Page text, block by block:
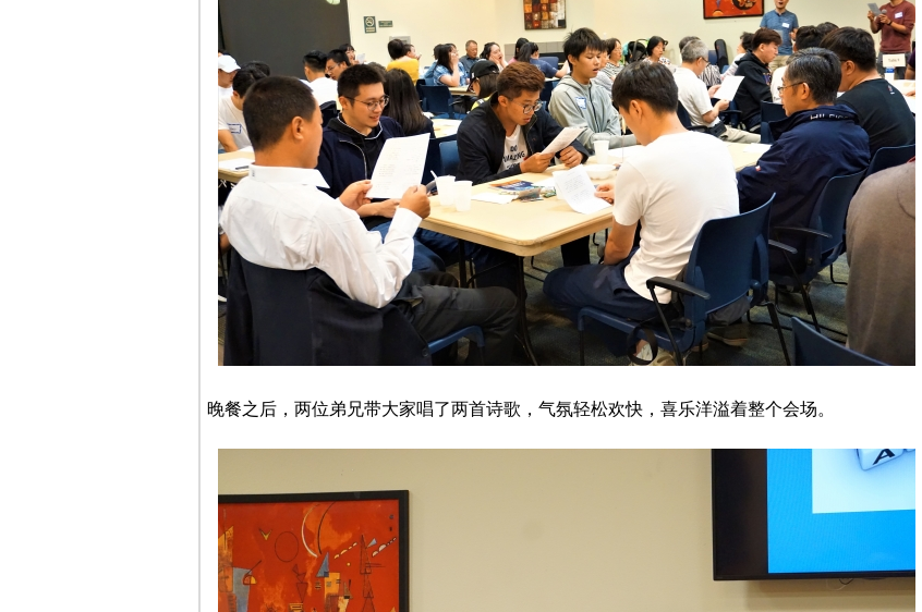
晚餐之后，两位弟兄带大家唱了两首诗歌，气氛轻松欢快，喜乐洋溢着整个会场。